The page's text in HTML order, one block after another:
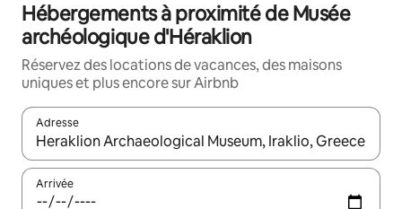
Hébergements à proximité de Musée
archéologique d'Héraklion
Réservez des locations de vacances, des maisons
uniques et plus encore sur Airbnb
Adresse
Lorsque les résultats s'affichent, utilisez les flèches vers le
Arrivée